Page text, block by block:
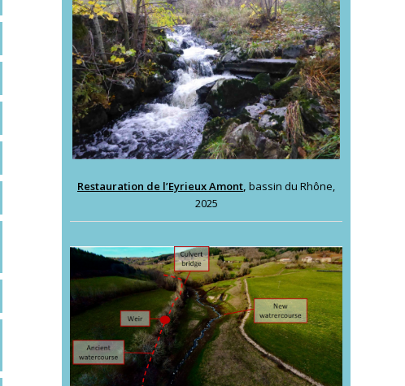
Restauration de l’Eyrieux Amont, bassin du Rhône,
2025